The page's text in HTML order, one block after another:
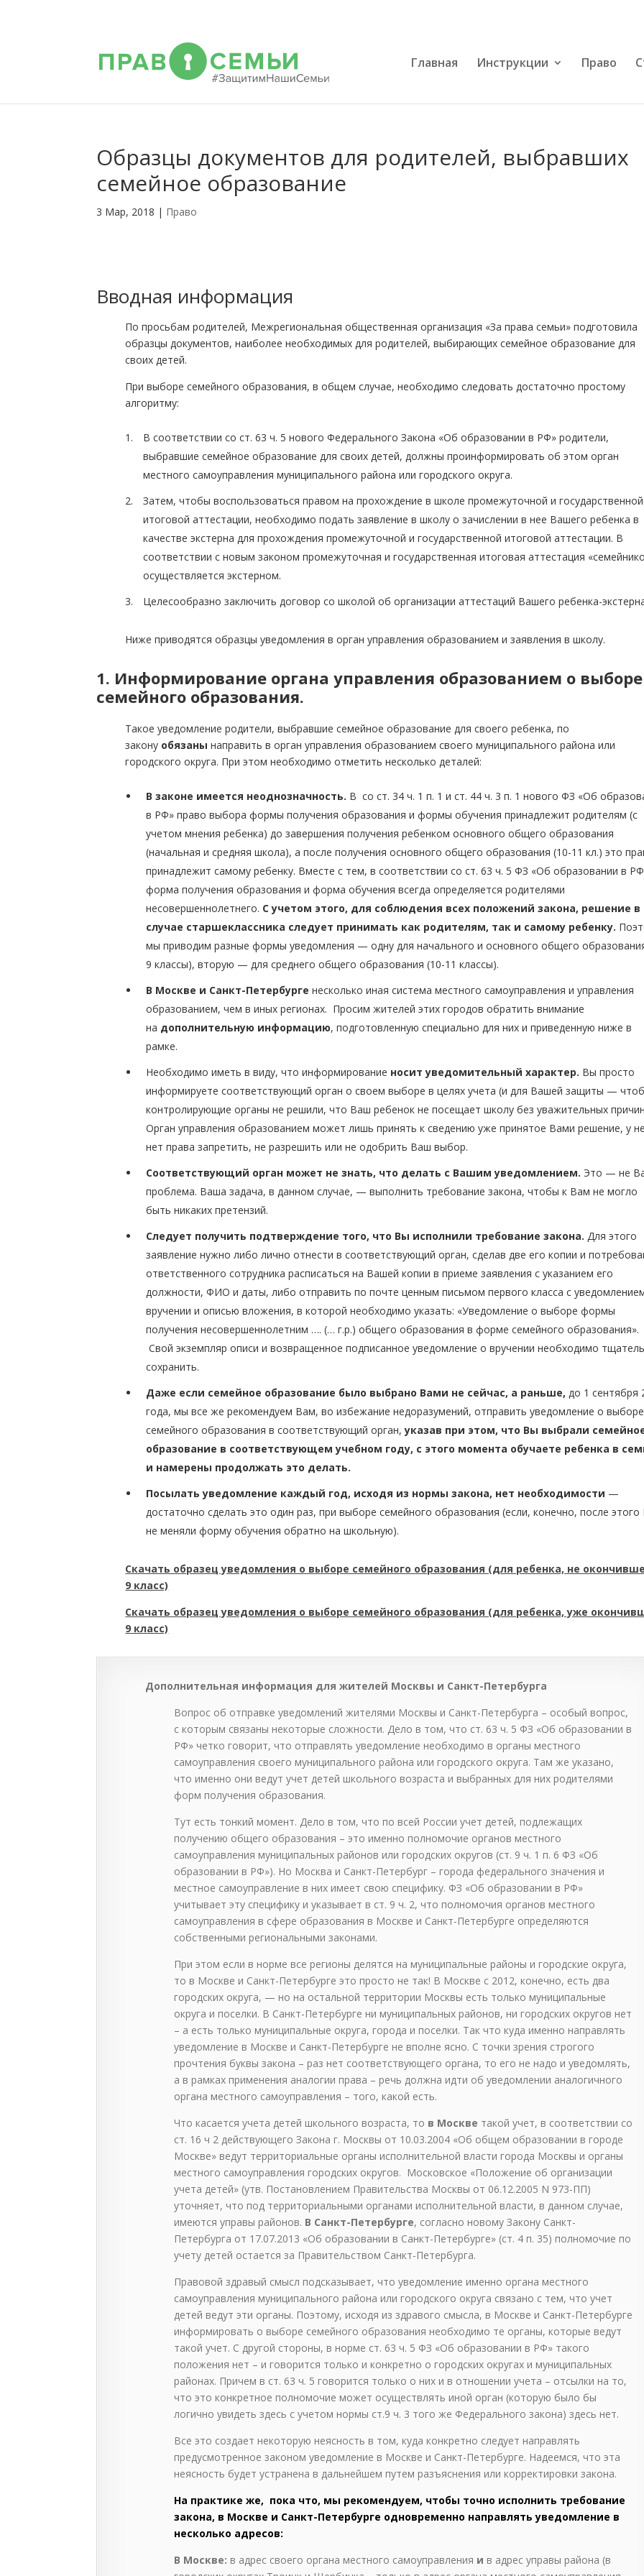
Главная Инструкции Право
Образцы документов для родителей, выбравших
семейное образование
3 Мар, 2018 | Право
Вводная информация
По просьбам родителей, Межрегиональная общественная организация «За права семьи» подготовила
образцы документов, наиболее необходимых для родителей, выбирающих семейное образование для
своих детей.
При выборе семейного образования, в общем случае, необходимо следовать достаточно простому
алгоритму:
В соответствии со ст. 63 ч. 5 нового Федерального Закона «Об образовании в РФ» родители,
выбравшие семейное образование для своих детей, должны проинформировать об этом орган
местного самоуправления муниципального района или городского округа.
Затем, чтобы воспользоваться правом на прохождение в школе промежуточной и государственной
итоговой аттестации, необходимо подать заявление в школу о зачислении в нее Вашего ребенка в
качестве экстерна для прохождения промежуточной и государственной итоговой аттестации. В
соответствии с новым законом промежуточная и государственная итоговая аттестация
осуществляется экстерном.
Целесообразно заключить договор со школой об организации аттестаций Вашего ребенка-
Ниже приводятся образцы уведомления в орган управления образованием и заявления в школу.
1. Информирование органа управления образованием о выборе
семейного образования.
Такое уведомление родители, выбравшие семейное образование для своего ребенка, по
закону обязанынаправить в орган управления образованием своего муниципального района или
городского округа. При этом необходимо отметить несколько деталей:
В законе имеется неоднозначность. В со ст. 34 ч. 1 п. 1 и ст. 44 ч. 3 п. 1 нового ФЗ «Об
в РФ» право выбора формы получения образования и формы обучения принадлежит родителям (с
учетом мнения ребенка) до завершения получения ребенком основного общего образования
(начальная и средняя школа), а после получения основного общего образования (10-11 кл.) это
принадлежит самому ребенку. Вместе с тем, в соответствии со ст. 63 ч. 5 ФЗ «Об образовании в
форма получения образования и форма обучения всегда определяется родителями
несовершеннолетнего. С учетом этого, для соблюдения всех положений закона, решение в
случае старшеклассника следует принимать как родителям, так и самому ребенку.
мы приводим разные формы уведомления — одну для начального и основного общего
9 классы), вторую — для среднего общего образования (10-11 классы).
В Москве и Санкт-Петербурге несколько иная система местного самоуправления и управления
образованием, чем в иных регионах. Просим жителей этих городов обратить внимание
на дополнительную информацию, подготовленную специально для них и приведенную ниже в
рамке.
Необходимо иметь в виду, что информирование носит уведомительный характер. Вы просто
информируете соответствующий орган о своем выборе в целях учета (и для Вашей защиты —
контролирующие органы не решили, что Ваш ребенок не посещает школу без уважительных
Орган управления образованием может лишь принять к сведению уже принятое Вами решение, у
нет права запретить, не разрешить или не одобрить Ваш выбор.
Соответствующий орган может не знать, что делать с Вашим уведомлением. Это — не
проблема. Ваша задача, в данном случае, — выполнить требование закона, чтобы к Вам не могло
быть никаких претензий.
Следует получить подтверждение того, что Вы исполнили требование закона. Для этого
заявление нужно либо лично отнести в соответствующий орган, сделав две его копии и
ответственного сотрудника расписаться на Вашей копии в приеме заявления с указанием его
должности, ФИО и даты, либо отправить по почте ценным письмом первого класса с
вручении и описью вложения, в которой необходимо указать: «Уведомление о выборе формы
получения несовершеннолетним …. (… г.р.) общего образования в форме семейного образования».
Свой экземпляр описи и возвращенное подписанное уведомление о вручении необходимо
сохранить.
Даже если семейное образование было выбрано Вами не сейчас, а раньше, до 1 сентября
года, мы все же рекомендуем Вам, во избежание недоразумений, отправить уведомление о выборе
семейного образования в соответствующий орган,указав при этом, что Вы выбрали
образование в соответствующем учебном году, с этого момента обучаете ребенка в
и намерены продолжать это делать.
Посылать уведомление каждый год, исходя из нормы закона, нет необходимости —
достаточно сделать это один раз, при выборе семейного образования (если, конечно, после
не меняли форму обучения обратно на школьную).
Скачать образец уведомления о выборе семейного образования (для ребенка, не
9 класс)
Скачать образец уведомления о выборе семейного образования (для ребенка, уже
9 класс)
Дополнительная информация для жителей Москвы и Санкт-Петербурга
Вопрос об отправке уведомлений жителями Москвы и Санкт-Петербурга – особый вопрос,
с которым связаны некоторые сложности. Дело в том, что ст. 63 ч. 5 ФЗ «Об образовании в
РФ» четко говорит, что отправлять уведомление необходимо в органы местного
самоуправления своего муниципального района или городского округа. Там же указано,
что именно они ведут учет детей школьного возраста и выбранных для них родителями
форм получения образования.
Тут есть тонкий момент. Дело в том, что по всей России учет детей, подлежащих
получению общего образования – это именно полномочие органов местного
самоуправления муниципальных районов или городских округов (ст. 9 ч. 1 п. 6 ФЗ «Об
образовании в РФ»). Но Москва и Санкт-Петербург – города федерального значения и
местное самоуправление в них имеет свою специфику. ФЗ «Об образовании в РФ»
учитывает эту специфику и указывает в ст. 9 ч. 2, что полномочия органов местного
самоуправления в сфере образования в Москве и Санкт-Петербурге определяются
собственными региональными законами.
При этом если в норме все регионы делятся на муниципальные районы и городские округа,
то в Москве и Санкт-Петербурге это просто не так! В Москве с 2012, конечно, есть два
городских округа, — но на остальной территории Москвы есть только муниципальные
округа и поселки. В Санкт-Петербурге ни муниципальных районов, ни городских округов нет
– а есть только муниципальные округа, города и поселки. Так что куда именно направлять
уведомление в Москве и Санкт-Петербурге не вполне ясно. С точки зрения строгого
прочтения буквы закона – раз нет соответствующего органа, то его не надо и уведомлять,
а в рамках применения аналогии права – речь должна идти об уведомлении аналогичного
органа местного самоуправления – того, какой есть.
Что касается учета детей школьного возраста, то в Москве такой учет, в соответствии со
ст. 16 ч 2 действующего Закона г. Москвы от 10.03.2004 «Об общем образовании в городе
Москве» ведут территориальные органы исполнительной власти города Москвы и органы
местного самоуправления городских округов. Московское «Положение об организации
учета детей» (утв. Постановлением Правительства Москвы от 06.12.2005 N 973-ПП)
уточняет, что под территориальными органами исполнительной власти, в данном случае,
имеются управы районов. В Санкт-Петербурге, согласно новому Закону Санкт-
Петербурга от 17.07.2013 «Об образовании в Санкт-Петербурге» (ст. 4 п. 35) полномочие по
учету детей остается за Правительством Санкт-Петербурга.
Правовой здравый смысл подсказывает, что уведомление именно органа местного
самоуправления муниципального района или городского округа связано с тем, что учет
детей ведут эти органы. Поэтому, исходя из здравого смысла, в Москве и Санкт-Петербурге
информировать о выборе семейного образования необходимо те органы, которые ведут
такой учет. С другой стороны, в норме ст. 63 ч. 5 ФЗ «Об образовании в РФ» такого
положения нет – и говорится только и конкретно о городских округах и муниципальных
районах. Причем в ст. 63 ч. 5 говорится только о них и в отношении учета – отсылки на то,
что это конкретное полномочие может осуществлять иной орган (которую было бы
логично увидеть здесь с учетом нормы ст.9 ч. 3 того же Федерального закона) здесь нет.
Все это создает некоторую неясность в том, куда конкретно следует направлять
предусмотренное законом уведомление в Москве и Санкт-Петербурге. Надеемся, что эта
неясность будет устранена в дальнейшем путем разъяснения или корректировки закона.
На практике же, пока что, мы рекомендуем, чтобы точно исполнить требование
закона, в Москве и Санкт-Петербурге одновременно направлять уведомление в
несколько адресов:
В Москве: в адрес своего органа местного самоуправления и в адрес управы района (в